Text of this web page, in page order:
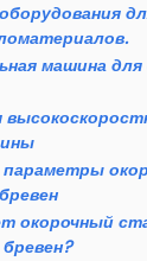
машина
параметры
окорочный